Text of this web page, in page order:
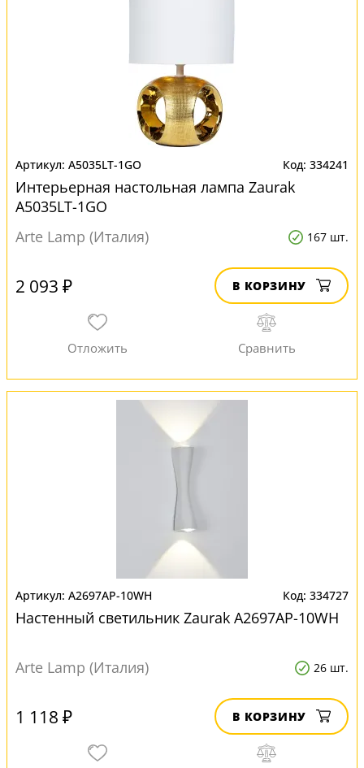
A5035LT-1GO 334241
Интерьерная настольная лампа Zaurak
A5035LT-1GO
Arte Lamp (Италия)
167 шт.
2 093 ₽ В КОРЗИНУ
A2697AP-10WH 334727
Настенный светильник Zaurak A2697AP-10WH
Arte Lamp (Италия) 26 шт.
1 118 ₽ В КОРЗИНУ